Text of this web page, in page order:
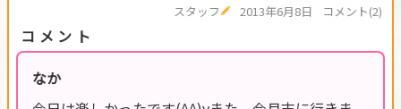
スタッフ 2013年6月8日 コメント(2)
コメント
なか